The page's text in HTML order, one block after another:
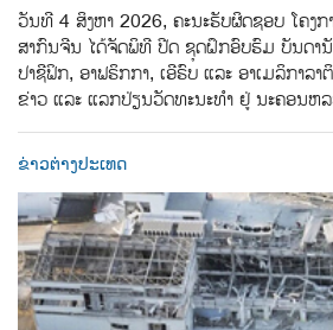
ວັນທີ 4 ສິງຫາ 2026, ຄະນະຮັບຜິດຊອບ ໂຄງ
ສາກົນຈີນ ໄດ້ຈັດພິທີ ປີດ ຊຸດຝຶກອົບຮົມ ບັນດາ
ປາຊີຟິກ, ອາຟຣິກກາ, ເອີຣົບ ແລະ ອາເມລິກາລາ
ຂ່າວ ແລະ ແລກປ່ຽນວັດທະນະທຳ ຢູ່ ນະຄອນຫ
ຂ່າວຕ່າງປະເທດ